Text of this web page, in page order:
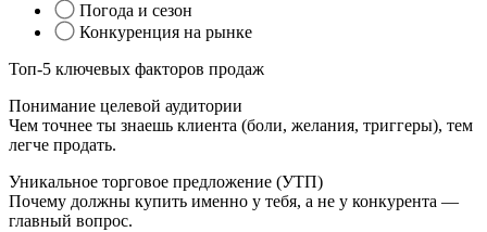
Погода и сезон
Конкуренция на рынке
Топ-5 ключевых факторов продаж
Понимание целевой аудитории
Чем точнее ты знаешь клиента (боли, желания, триггеры), тем
легче продать.
Уникальное торговое предложение (УТП)
Почему должны купить именно у тебя, а не у конкурента —
главный вопрос.